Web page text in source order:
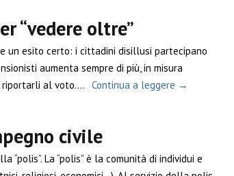
“vedere oltre”
un esito certo: i cittadini disillusi partecipano
aumenta sempre di più, in misura
al voto.... Continua a leggere →
civile
La “polis” è la comunità di individui e